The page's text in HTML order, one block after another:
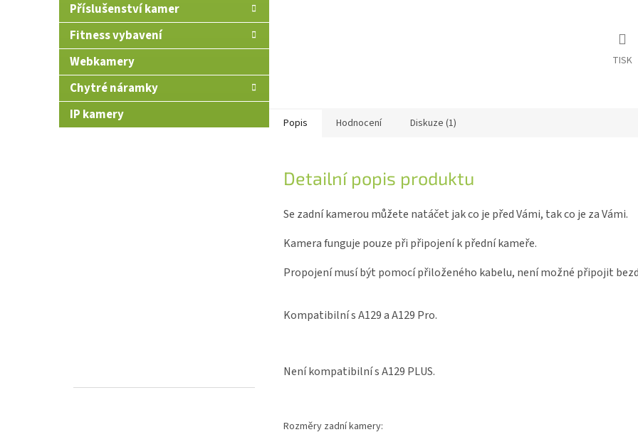
Příslušenství kamer
Fitness vybavení
Webkamery
Chytré náramky
IP kamery
TISK
Popis Hodnocení Diskuze (1)
Detailní popis produktu
Se zadní kamerou můžete natáčet jak co je před Vámi, tak co je za Vámi.
Kamera funguje pouze při připojení k přední kameře.
Propojení musí být pomocí přiloženého kabelu, není možné připojit
Kompatibilní s A129 a A129 Pro.
Není kompatibilní s A129 PLUS.
Rozměry zadní kamery: